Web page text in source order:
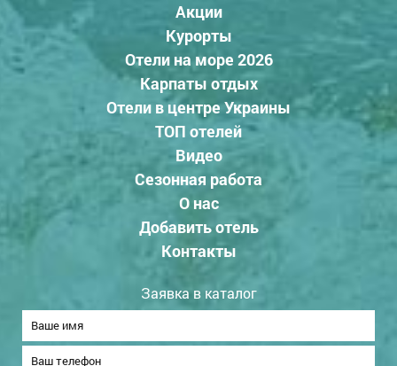
Акции
Курорты
Отели на море 2026
Карпаты отдых
Отели в центре Украины
ТОП отелей
Видео
Сезонная работа
О нас
Добавить отель
Контакты
Заявка в каталог